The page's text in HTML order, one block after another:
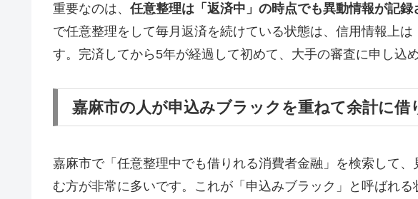
重要なのは、 任意整理は「返済中」の時点でも異動情報が記録
で任意整理をして毎月返済を続けている状態は、信用情報上
す。完済してから5年が経過して初めて、大手の審査に申し込
嘉麻市の人が申込みブラックを重ねて余計に借
嘉麻市で「任意整理中でも借りれる消費者金融」を検索して
む方が非常に多いです。これが「申込みブラック」と呼ばれ